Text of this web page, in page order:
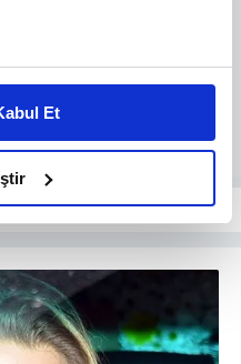
sizlere özel
Bunu yaparken
deneyimi sunmak
sunabilmek adına
ve bu noktada,
noktasında tek gelir
izin vermedikleri
Et